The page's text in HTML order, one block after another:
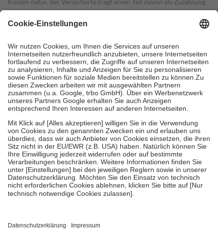
Kosten dafür, der Versicherte trägt einen Teil davon als Zuzahlung
mit.
Grundsätzlich leisten Mitglieder Zuzahlungen in Höhe von zehn
höchstens zehn Euro.
Es sind jedoch nie mehr als die tatsächlichen
Kosten der Leistung zu entrichten.
Diese Regeln gelten grundsätzlich auch für Online-Apotheken.
Bei Heilmitteln und häuslicher Krankenpflege beträgt die
Zuzahlung zehn Prozent der Kosten sowie zehn Euro je
Verordnung.
Um das Engagement der Versicherten für ihre eigene Gesundheit zu
stärken und die besondere Stellung der Familie zu unterstützen,
fallenkeine Zuzahlungenan bei:
• Kindern und Jugendlichen bis zum vollendeten 18. Lebensjahr
mit Ausnahme der Fahrkosten
• Untersuchungen zur Vorsorge und Früherkennung, die von der
GKV getragen werden
• empfohlenen Schutzimpfungen
• Harn- und Blutteststreifen
getroffen, um sicherzustellen, dass es sich um echte Bewertungen